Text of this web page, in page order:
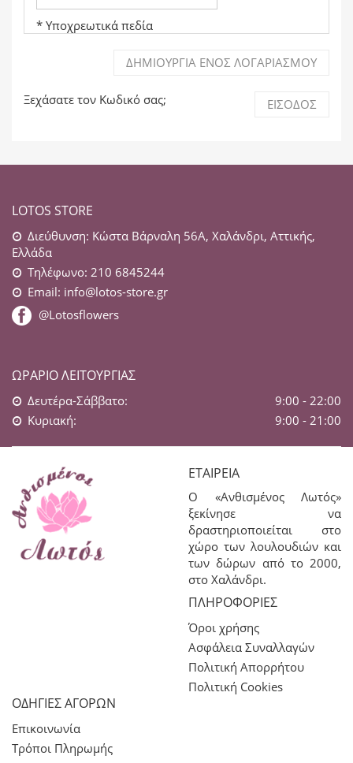
* Υποχρεωτικά πεδία
ΔΗΜΙΟΥΡΓΊΑ ΕΝΌΣ ΛΟΓΑΡΙΑΣΜΟΎ
Ξεχάσατε τον Κωδικό σας; ΕΊΣΟΔΟΣ
LOTOS STORE
Διεύθυνση: Κώστα Βάρναλη 56Α, Χαλάνδρι, Αττικής,
Ελλάδα
Τηλέφωνο: 210 6845244
Email: info@lotos-store.gr
@Lotosflowers
ΩΡΆΡΙΟ ΛΕΙΤΟΥΡΓΊΑΣ
Δευτέρα-Σάββατο:
9:00 - 22:00
Κυριακή:
9:00 - 21:00
ΕΤΑΙΡΕΊΑ
Ο «Ανθισμένος Λωτός»
ξεκίνησε να
δραστηριοποιείται στο
χώρο των λουλουδιών και
των δώρων από το 2000,
στο Χαλάνδρι.
ΠΛΗΡΟΦΟΡΊΕΣ
Όροι χρήσης
Ασφάλεια Συναλλαγών
Πολιτική Απορρήτου
Πολιτική Cookies
ΟΔΗΓΙΕΣ ΑΓΟΡΩΝ
Επικοινωνία
Τρόποι Πληρωμής